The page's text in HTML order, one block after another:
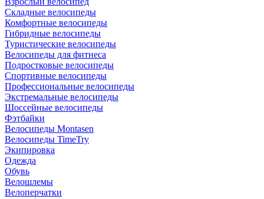
Складные велосипеды
Комфортные велосипеды
Гибридные велосипеды
Туристические велосипеды
Велосипеды для фитнеса
Подростковые велосипеды
Спортивные велосипеды
Профессиональные велосипеды
Экстремальные велосипеды
Шоссейные велосипеды
Фэтбайки
Велосипеды Montasen
Велосипеды TimeTry
Экипировка
Одежда
Обувь
Велошлемы
Велоперчатки